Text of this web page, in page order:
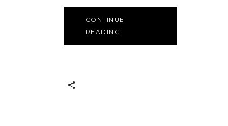
CONTINUE
READING